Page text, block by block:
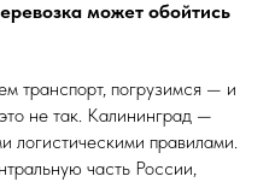
может обойтись
транспорт, погрузимся — и
не так. Калининград —
логистическими правилами.
часть России,